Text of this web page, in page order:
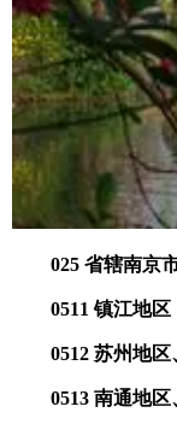
025 省辖南京市
0511 镇江地区
0512 苏州地
0513 南通地